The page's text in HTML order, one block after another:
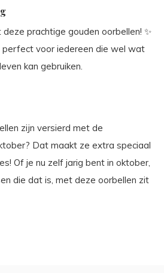
prachtige gouden oorbellen! ✨
perfect voor iedereen die wel wat
kan gebruiken.
zijn versierd met de
Dat maakt ze extra speciaal
Of je nu zelf jarig bent in oktober,
die dat is, met deze oorbellen zit